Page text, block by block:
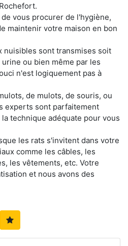
vous procurer de l'hygiène,
maintenir votre maison en bon
nuisibles sont transmises soit
ou bien même par les
n'est logiquement pas à
de mulots, de souris, ou
experts sont parfaitement
technique adéquate pour vous
les rats s'invitent dans votre
comme les câbles, les
les vêtements, etc. Votre
et nous avons des